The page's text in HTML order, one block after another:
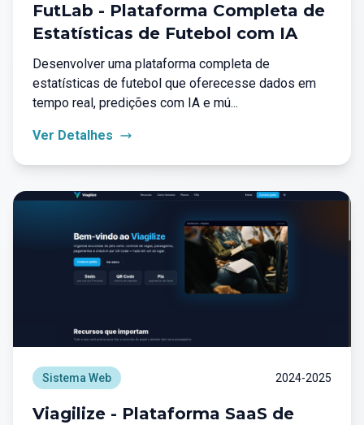
FutLab - Plataforma Completa de
Estatísticas de Futebol com IA
Desenvolver uma plataforma completa de
estatísticas de futebol que oferecesse dados em
tempo real, predições com IA e mú...
Ver Detalhes
Sistema Web 2024-2025
Viagilize - Plataforma SaaS de